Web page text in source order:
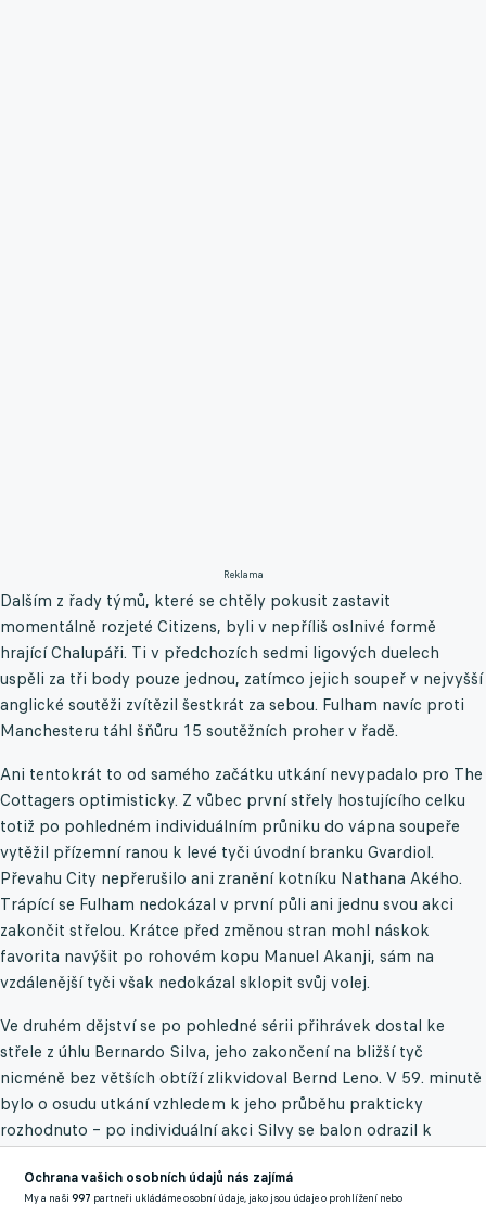
Reklama
Dalším z řady týmů, které se chtěly pokusit zastavit
momentálně rozjeté Citizens, byli v nepříliš oslnivé formě
hrající Chalupáři. Ti v předchozích sedmi ligových duelech
uspěli za tři body pouze jednou, zatímco jejich soupeř v nejvyšší
anglické soutěži zvítězil šestkrát za sebou. Fulham navíc proti
Manchesteru táhl šňůru 15 soutěžních proher v řadě.
Ani tentokrát to od samého začátku utkání nevypadalo pro The
Cottagers optimisticky. Z vůbec první střely hostujícího celku
totiž po pohledném individuálním průniku do vápna soupeře
vytěžil přízemní ranou k levé tyči úvodní branku Gvardiol.
Převahu City nepřerušilo ani zranění kotníku Nathana Akého.
Trápící se Fulham nedokázal v první půli ani jednu svou akci
zakončit střelou. Krátce před změnou stran mohl náskok
favorita navýšit po rohovém kopu Manuel Akanji, sám na
vzdálenější tyči však nedokázal sklopit svůj volej.
Ve druhém dějství se po pohledné sérii přihrávek dostal ke
střele z úhlu Bernardo Silva, jeho zakončení na bližší tyč
nicméně bez větších obtíží zlikvidoval Bernd Leno. V 59. minutě
bylo o osudu utkání vzhledem k jeho průběhu prakticky
rozhodnuto – po individuální akci Silvy se balon odrazil k
prosadil přízemní ranou k tyči. Na listinu střelců se mohl po
Ochrana vašich osobních údajů nás zajímá
My a naši997 partneři ukládáme osobní údaje, jako jsou údaje o prohlížení nebo